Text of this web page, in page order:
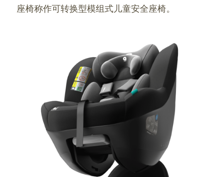
座椅称作可转换型模组式儿童安全座椅。